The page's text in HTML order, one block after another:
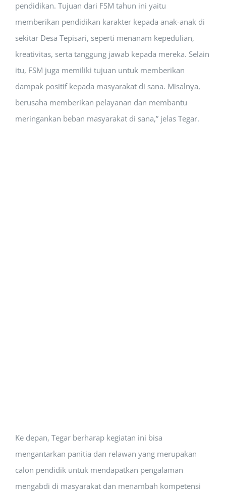
pendidikan. Tujuan dari FSM tahun ini yaitu
memberikan pendidikan karakter kepada anak-anak di
sekitar Desa Tepisari, seperti menanam kepedulian,
kreativitas, serta tanggung jawab kepada mereka. Selain
itu, FSM juga memiliki tujuan untuk memberikan
dampak positif kepada masyarakat di sana. Misalnya,
berusaha memberikan pelayanan dan membantu
meringankan beban masyarakat di sana,” jelas Tegar.
Ke depan, Tegar berharap kegiatan ini bisa
mengantarkan panitia dan relawan yang merupakan
calon pendidik untuk mendapatkan pengalaman
mengabdi di masyarakat dan menambah kompetensi